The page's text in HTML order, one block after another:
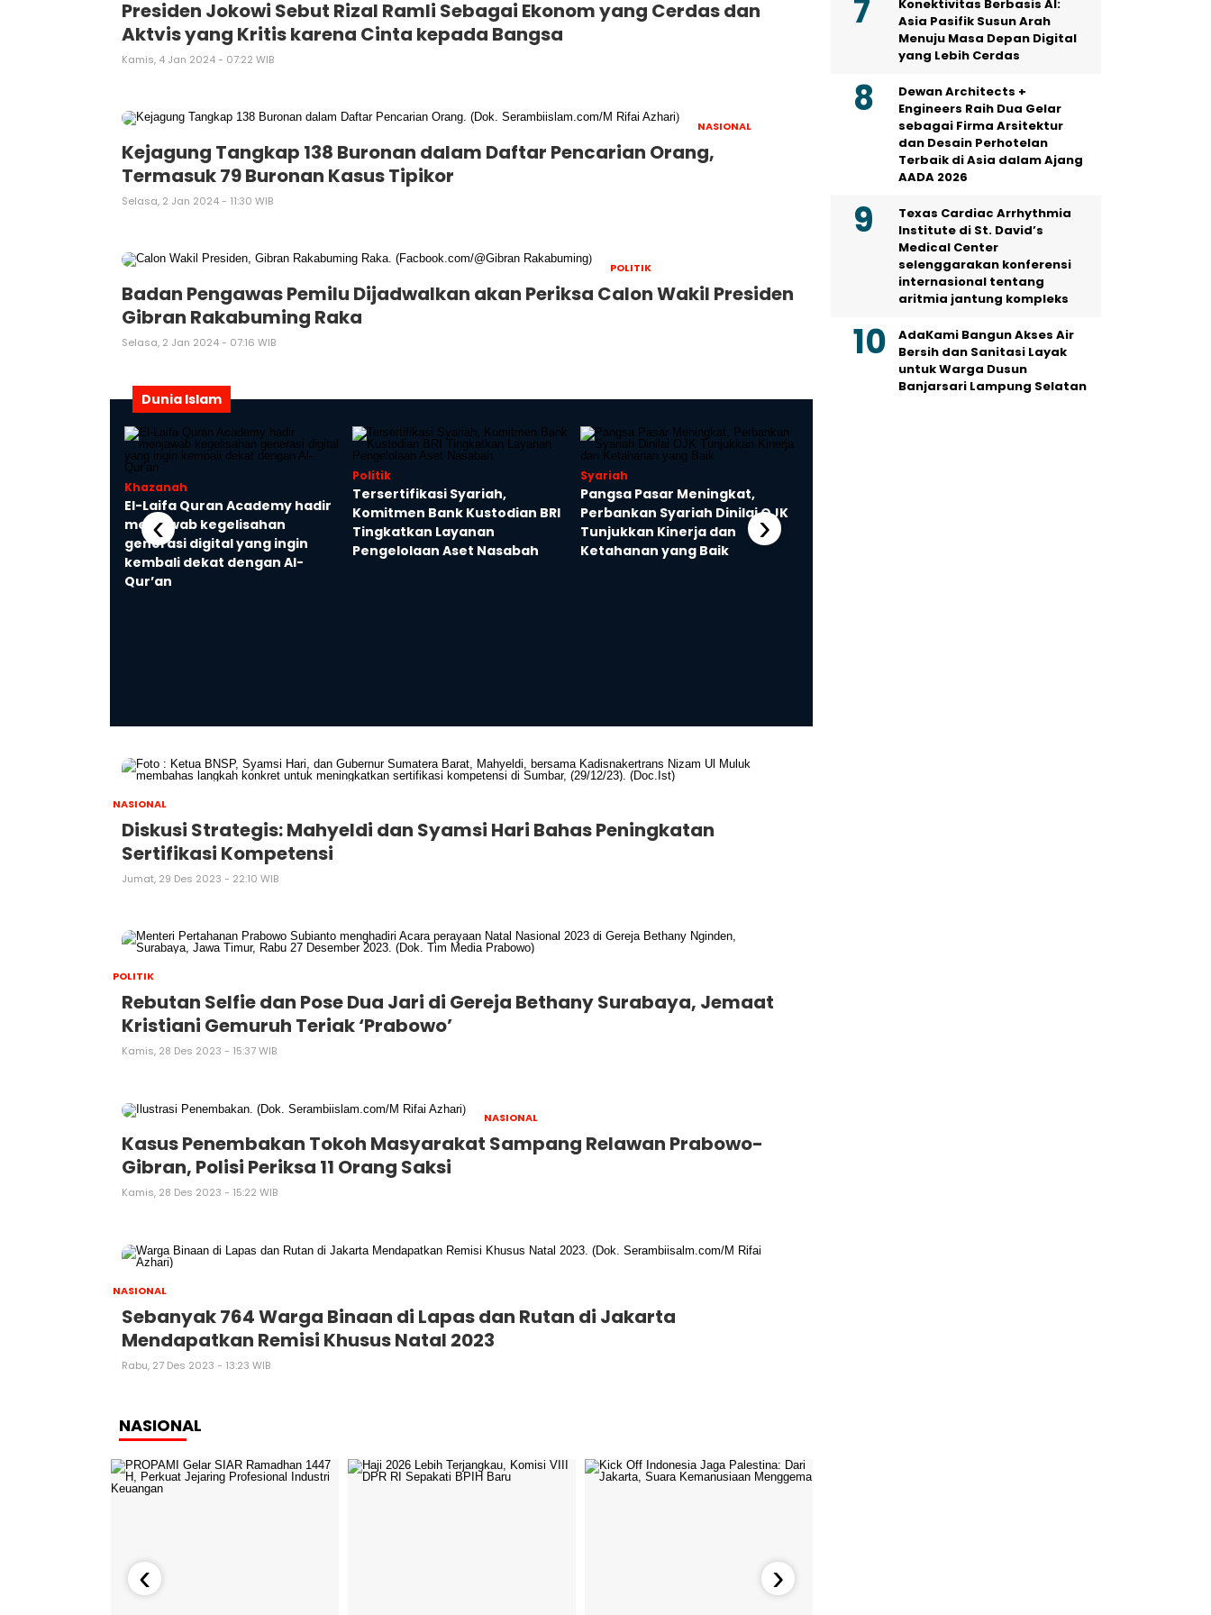
Presiden Jokowi Sebut Rizal Ramli Sebagai Ekonom yang Cerdas dan
Aktvis yang Kritis karena Cinta kepada Bangsa
Kamis, 4 Jan 2024 - 07:22 WIB
NASIONAL
Kejagung Tangkap 138 Buronan dalam Daftar Pencarian Orang,
Termasuk 79 Buronan Kasus Tipikor
Selasa, 2 Jan 2024 - 11:30 WIB
POLITIK
Badan Pengawas Pemilu Dijadwalkan akan Periksa Calon Wakil Presiden
Gibran Rakabuming Raka
Selasa, 2 Jan 2024 - 07:16 WIB
Dunia Islam
Khazanah
El-Laifa Quran Academy hadir
menjawab kegelisahan
generasi digital yang ingin
kembali dekat dengan Al-
Qur’an
Politik
Tersertifikasi Syariah,
Komitmen Bank Kustodian BRI
Tingkatkan Layanan
Pengelolaan Aset Nasabah
Syariah
Pangsa Pasar Meningkat,
Perbankan Syariah Dinilai OJK
Tunjukkan Kinerja dan
Ketahanan yang Baik
‹ ›
NASIONAL
Diskusi Strategis: Mahyeldi dan Syamsi Hari Bahas Peningkatan
Sertifikasi Kompetensi
Jumat, 29 Des 2023 - 22:10 WIB
POLITIK
Rebutan Selfie dan Pose Dua Jari di Gereja Bethany Surabaya, Jemaat
Kristiani Gemuruh Teriak ‘Prabowo’
Kamis, 28 Des 2023 - 15:37 WIB
NASIONAL
Kasus Penembakan Tokoh Masyarakat Sampang Relawan Prabowo-
Gibran, Polisi Periksa 11 Orang Saksi
Kamis, 28 Des 2023 - 15:22 WIB
NASIONAL
Sebanyak 764 Warga Binaan di Lapas dan Rutan di Jakarta
Mendapatkan Remisi Khusus Natal 2023
Rabu, 27 Des 2023 - 13:23 WIB
NASIONAL
‹ ›
Konektivitas Berbasis AI:
Asia Pasifik Susun Arah
Menuju Masa Depan Digital
yang Lebih Cerdas
Dewan Architects +
Engineers Raih Dua Gelar
sebagai Firma Arsitektur
dan Desain Perhotelan
Terbaik di Asia dalam Ajang
AADA 2026
Texas Cardiac Arrhythmia
Institute di St. David’s
Medical Center
selenggarakan konferensi
internasional tentang
aritmia jantung kompleks
AdaKami Bangun Akses Air
Bersih dan Sanitasi Layak
untuk Warga Dusun
Banjarsari Lampung Selatan